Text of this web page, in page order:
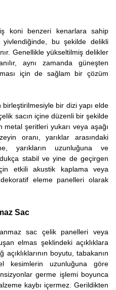
koni benzeri kenarlara sahip
bu şekilde delikli
Genellikle yükseltilmiş delikler
aynı zamanda güneşten
için de sağlam bir çözüm
bir dizi yapı elde
sacın içine düzenli bir şekilde
şeritleri yukarı veya aşağı
oranı, yarıklar arasındaki
yarıkların uzunluğuna ve
stabil ve yine de geçirgen
etkili akustik kaplama veya
eleme panelleri olarak
Sac
sac çelik panelleri veya
elmas şeklindeki açıklıklara
boyutu, tabakanın
kesimlerin uzunluğuna göre
germe işlemi boyunca
kaybı içermez. Gerildikten